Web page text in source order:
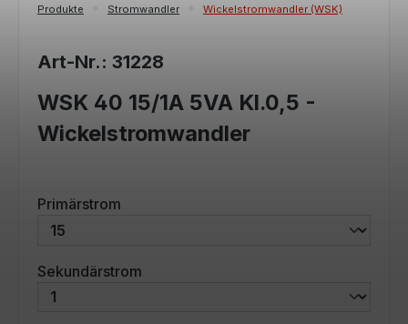
Produkte Stromwandler Wickelstromwandler (WSK)
Art-Nr.: 31228
WSK 40 15/1A 5VA Kl.0,5 -
Wickelstromwandler
Primärstrom
Sekundärstrom